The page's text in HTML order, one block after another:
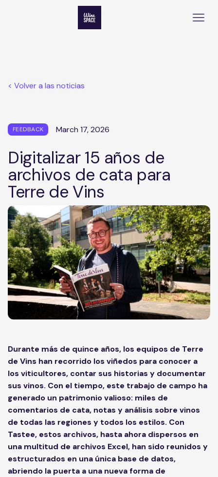
< Volver a las noticias
FEEDBACK March 17, 2026
Digitalizar 15 años de
archivos de cata para
Terre de Vins
Durante más de quince años, los equipos de Terre
de Vins han recorrido los viñedos para conocer a
los viticultores, contar sus historias y documentar
sus vinos. Con el tiempo, este trabajo de campo ha
generado un patrimonio valioso: miles de
comentarios de cata, notas y análisis sobre vinos
de todas las regiones y todos los estilos. Con
Tastee, estos archivos, hasta ahora dispersos en
una multitud de archivos Excel, han sido reunidos y
estructurados en una única base de datos,
abriendo la puerta a una nueva forma de